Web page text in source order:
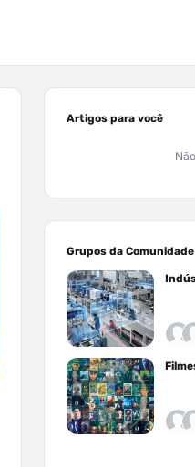
Artigos para você
Grupos da Comunidade